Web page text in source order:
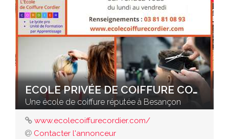
ECOLE PRIVÉE DE COIFFURE CORDIER
Une école de coiffure réputée à Besançon
www.ecolecoiffurecordier.com/
Contacter l'annonceur